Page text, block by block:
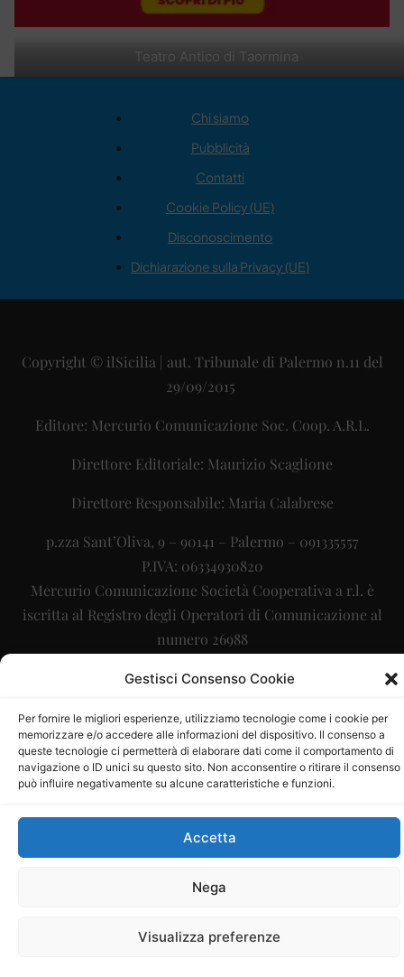
Gestisci Consenso Cookie
Per fornire le migliori esperienze, utilizziamo tecnologie come i cookie per
memorizzare e/o accedere alle informazioni del dispositivo. Il consenso a
queste tecnologie ci permetterà di elaborare dati come il comportamento di
navigazione o ID unici su questo sito. Non acconsentire o ritirare il consenso
può influire negativamente su alcune caratteristiche e funzioni.
Accetta
Nega
Visualizza preferenze
Teatro Antico di Taormina
Chi siamo
Pubblicità
Contatti
Cookie Policy (UE)
Disconoscimento
Dichiarazione sulla Privacy (UE)
Copyright © ilSicilia | aut. Tribunale di Palermo n.11 del
29/09/2015
Editore: Mercurio Comunicazione Soc. Coop. A.R.L.
Direttore Editoriale: Maurizio Scaglione
Direttore Responsabile: Maria Calabrese
p.zza Sant’Oliva, 9 – 90141 – Palermo – 091335557
P.IVA: 06334930820
Mercurio Comunicazione Società Cooperativa a r.l. è
iscritta al Registro degli Operatori di Comunicazione al
numero 26988
Sito gestito daLa Digitale srl–info@ladigitale.it